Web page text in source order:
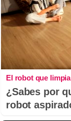
El robot que
¿Sabes por
robot